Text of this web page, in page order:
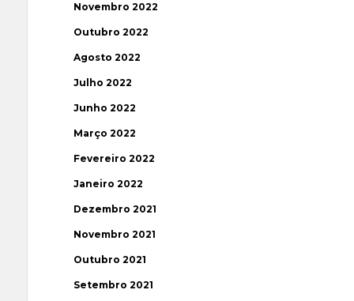
Novembro 2022
Outubro 2022
Agosto 2022
Julho 2022
Junho 2022
Março 2022
Fevereiro 2022
Janeiro 2022
Dezembro 2021
Novembro 2021
Outubro 2021
Setembro 2021